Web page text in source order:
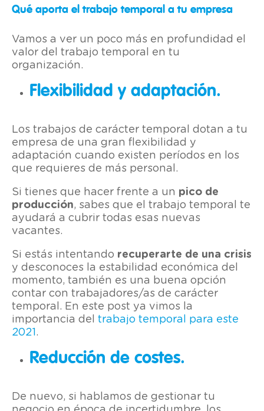
Qué aporta el trabajo temporal a tu empresa
Vamos a ver un poco más en profundidad el
valor del trabajo temporal en tu
organización.
Flexibilidad y adaptación.
Los trabajos de carácter temporal dotan a tu
empresa de una gran flexibilidad y
adaptación cuando existen períodos en los
que requieres de más personal.
Si tienes que hacer frente a un pico de
producción, sabes que el trabajo temporal te
ayudará a cubrir todas esas nuevas
vacantes.
Si estás intentando recuperarte de una crisis
y desconoces la estabilidad económica del
momento, también es una buena opción
contar con trabajadores/as de carácter
temporal. En este post ya vimos la
importancia del trabajo temporal para este
2021.
Reducción de costes.
De nuevo, si hablamos de gestionar tu